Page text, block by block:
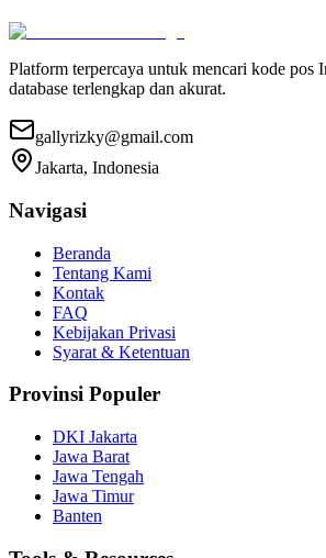
Platform terpercaya untuk mencari kode pos
database terlengkap dan akurat.
gallyrizky@gmail.com
Jakarta, Indonesia
Navigasi
Beranda
Tentang Kami
Kontak
FAQ
Kebijakan Privasi
Syarat & Ketentuan
Provinsi Populer
DKI Jakarta
Jawa Barat
Jawa Tengah
Jawa Timur
Banten